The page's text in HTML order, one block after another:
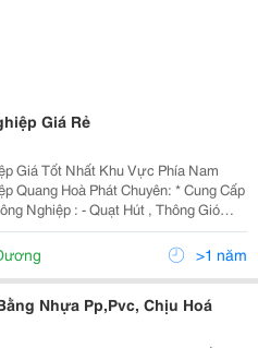
Giá Rẻ
Giá Tốt Nhất Khu Vực Phía Nam
Phát Chuyên: * Cung Cấp
Quạt Hút , Thông Gió
400Mm Đến 1700Mm -Quạt Hút
>1 năm
Nhựa Pp,Pvc, Chịu Hoá